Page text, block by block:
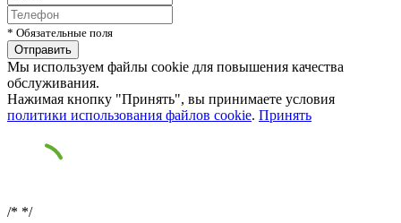
* Обязательные поля
Мы используем файлы cookie для повышения качества
обслуживания.
Нажимая кнопку "Принять", вы принимаете условия
политики использования файлов cookie. Принять
/* */